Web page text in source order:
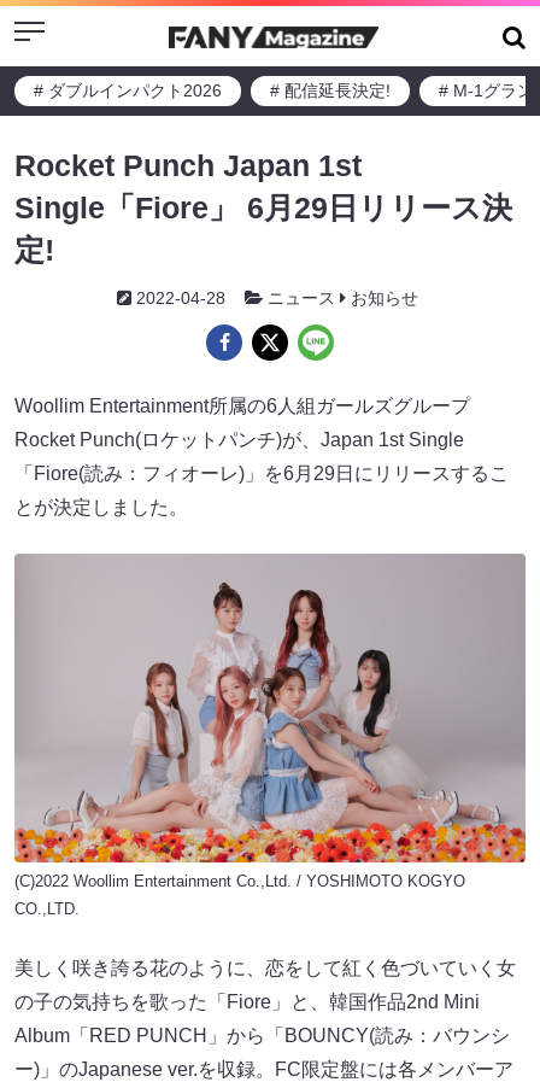
Menu
# ダブルインパクト2026 # 配信延長決定! # M-1グラン
Rocket Punch Japan 1st
Single「Fiore」 6月29日リリース決
定!
2022-04-28 ニュース お知らせ
Woollim Entertainment所属の6人組ガールズグループ
Rocket Punch(ロケットパンチ)が、Japan 1st Single
「Fiore(読み：フィオーレ)」を6月29日にリリースするこ
とが決定しました。
(C)2022 Woollim Entertainment Co.,Ltd. / YOSHIMOTO KOGYO
CO.,LTD.
美しく咲き誇る花のように、恋をして紅く色づいていく女
の子の気持ちを歌った「Fiore」と、韓国作品2nd Mini
Album「RED PUNCH」から「BOUNCY(読み：バウンシ
ー)」のJapanese ver.を収録。FC限定盤には各メンバーア